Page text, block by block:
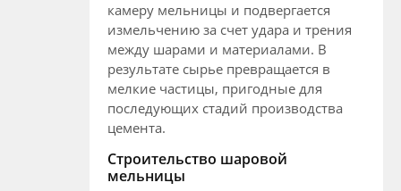
камеру мельницы и подвергается
измельчению за счет удара и трения
между шарами и материалами. В
результате сырье превращается в
мелкие частицы, пригодные для
последующих стадий производства
цемента.
Строительство шаровой
мельницы